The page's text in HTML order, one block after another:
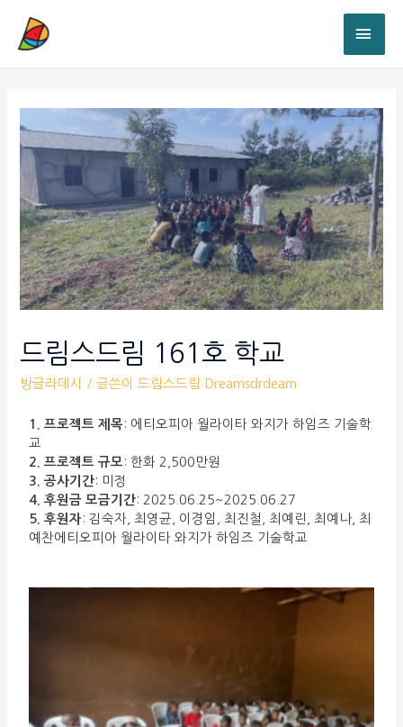
드림스드림 161호 학교
방글라데시 / 글쓴이 드림스드림 Dreamsdrdeam
1. 프로젝트 제목 : 에티오피아 월라이타 와지가 하임즈 기술학
교
2. 프로젝트 규모 : 한화 2,500만원
3. 공사기간: 미정
4. 후원금 모금기간: 2025.06.25~2025.06.27
5. 후원자 : 김숙자, 최영균, 이경임, 최진철, 최예린, 최예나, 최
예찬에티오피아 월라이타 와지가 하임즈 기술학교